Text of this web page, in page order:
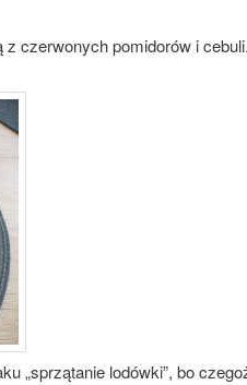
czerwonych pomidorów i
„sprzątanie lodówki”, bo